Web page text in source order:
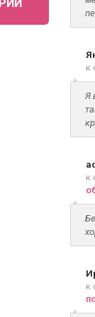
к
Я
к
к